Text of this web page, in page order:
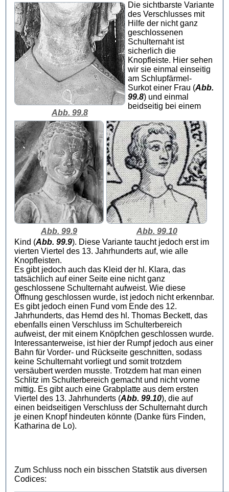
Abb. 99.8
Abb. 99.9 Abb. 99.10
Die sichtbarste Variante
des Verschlusses mit
Hilfe der nicht ganz
geschlossenen
Schulternaht ist
sicherlich die
Knopfleiste. Hier sehen
wir sie einmal einseitig
am Schlupfärmel-
Surkot einer Frau (Abb.
99.8) und einmal
beidseitig bei einem
Kind (Abb. 99.9). Diese Variante taucht jedoch erst im
vierten Viertel des 13. Jahrhunderts auf, wie alle
Knopfleisten.
Es gibt jedoch auch das Kleid der hl. Klara, das
tatsächlich auf einer Seite eine nicht ganz
geschlossene Schulternaht aufweist. Wie diese
Öffnung geschlossen wurde, ist jedoch nicht erkennbar.
Es gibt jedoch einen Fund vom Ende des 12.
Jahrhunderts, das Hemd des hl. Thomas Beckett, das
ebenfalls einen Verschluss im Schulterbereich
aufweist, der mit einem Knöpfchen geschlossen wurde.
Interessanterweise, ist hier der Rumpf jedoch aus einer
Bahn für Vorder- und Rückseite geschnitten, sodass
keine Schulternaht vorliegt und somit trotzdem
versäubert werden musste. Trotzdem hat man einen
Schlitz im Schulterbereich gemacht und nicht vorne
mittig. Es gibt auch eine Grabplatte aus dem ersten
Viertel des 13. Jahrhunderts (Abb. 99.10), die auf
einen beidseitigen Verschluss der Schulternaht durch
je einen Knopf hindeuten könnte (Danke fürs Finden,
Katharina de Lo).
Zum Schluss noch ein bisschen Statstik aus diversen
Codices: